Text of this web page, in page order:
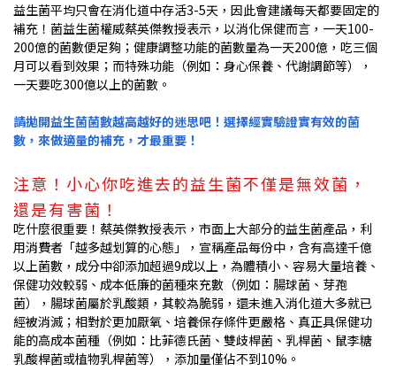
益生菌平均只會在消化道中存活3-5天，因此會建議每天都要固定的
補充！菌益生菌權威蔡英傑教授表示，以消化保健而言，一天100-
200億的菌數便足夠；健康調整功能的菌數量為一天200億，吃三個
月可以看到效果；而特殊功能（例如：身心保養、代謝調節等），
一天要吃300億以上的菌數。
請拋開益生菌菌數越高越好的迷思吧！選擇經實驗證實有效的菌
數，來做適量的補充，才最重要！
注意！小心你吃進去的益生菌不僅是無效菌，
還是有害菌！
吃什麼很重要！蔡英傑教授表示，市面上大部分的益生菌產品，利
用消費者「越多越划算的心態」，宣稱產品每份中，含有高達千億
以上菌數，成分中卻添加超過9成以上，為體積小、容易大量培養、
保健功效較弱、成本低廉的菌種來充數（例如：腸球菌、芽孢
菌），腸球菌屬於乳酸類，其較為脆弱，還未進入消化道大多就已
經被消滅；相對於更加厭氧、培養保存條件更嚴格、真正具保健功
能的高成本菌種（例如：比菲德氏菌、雙歧桿菌、乳桿菌、鼠李糖
乳酸桿菌或植物乳桿菌等），添加量僅佔不到10%。